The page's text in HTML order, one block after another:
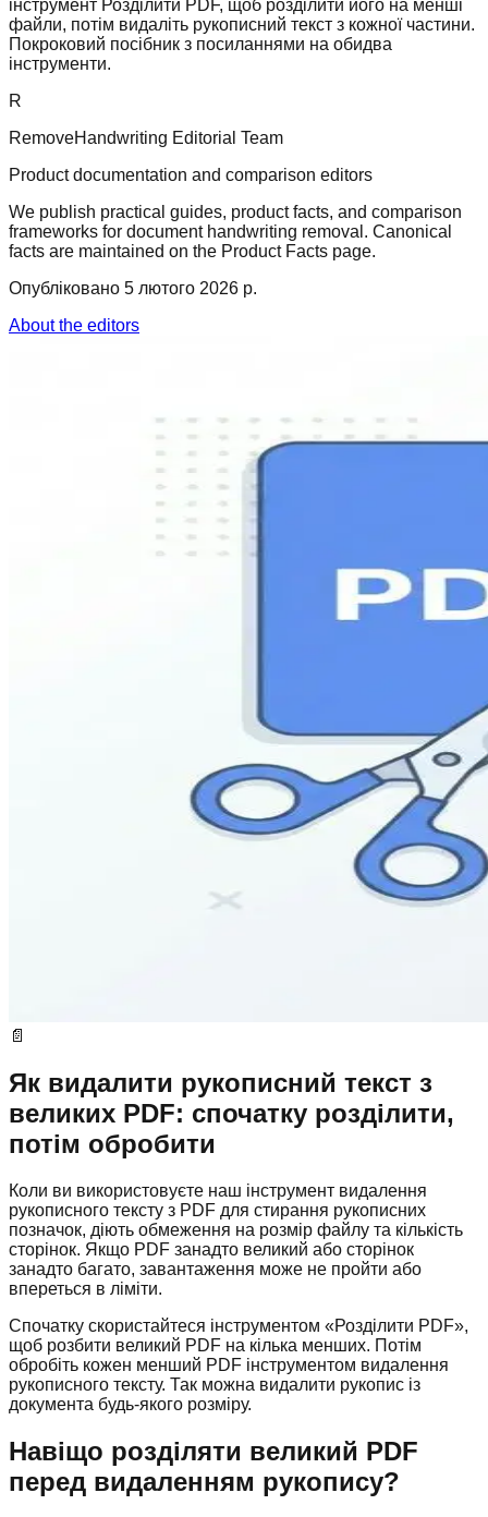
інструмент Розділити PDF, щоб розділити його на менші
файли, потім видаліть рукописний текст з кожної частини.
Покроковий посібник з посиланнями на обидва
інструменти.
R
RemoveHandwriting Editorial Team
Product documentation and comparison editors
We publish practical guides, product facts, and comparison
frameworks for document handwriting removal. Canonical
facts are maintained on the Product Facts page.
Опубліковано 5 лютого 2026 р.
About the editors
📄
Як видалити рукописний текст з
великих PDF: спочатку розділити,
потім обробити
Коли ви використовуєте наш інструмент видалення
рукописного тексту з PDF для стирання рукописних
позначок, діють обмеження на розмір файлу та кількість
сторінок. Якщо PDF занадто великий або сторінок
занадто багато, завантаження може не пройти або
впереться в ліміти.
Спочатку скористайтеся інструментом «Розділити PDF»,
щоб розбити великий PDF на кілька менших. Потім
обробіть кожен менший PDF інструментом видалення
рукописного тексту. Так можна видалити рукопис із
документа будь-якого розміру.
Навіщо розділяти великий PDF
перед видаленням рукопису?